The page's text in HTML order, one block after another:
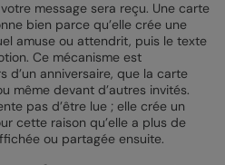
message sera reçu. Une carte
bien parce qu’elle crée une
amuse ou attendrit, puis le texte
Ce mécanisme est
d’un anniversaire, que la carte
même devant d’autres invités.
pas d’être lue ; elle crée un
cette raison qu’elle a plus de
ou partagée ensuite.